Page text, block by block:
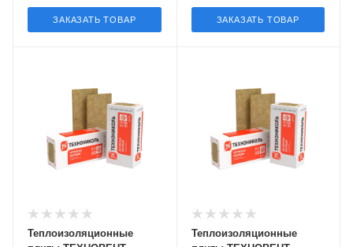
ЗАКАЗАТЬ ТОВАР ЗАКАЗАТЬ ТОВАР
Теплоизоляционные
Теплоизоляционные